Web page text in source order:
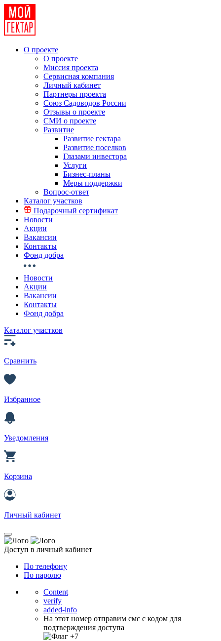
О проекте
О проекте
Миссия проекта
Сервисная компания
Личный кабинет
Партнеры проекта
Союз Садоводов России
Отзывы о проекте
СМИ о проекте
Развитие
Развитие гектара
Развитие поселков
Глазами инвестора
Услуги
Бизнес-планы
Меры поддержки
Вопрос-ответ
Каталог участков
Подарочный сертификат
Новости
Акции
Вакансии
Контакты
Фонд добра
Новости
Акции
Вакансии
Контакты
Фонд добра
Каталог участков
Сравнить
Избранное
Уведомления
Корзина
Личный кабинет
Доступ в личный кабинет
По телефону
По паролю
Content
verify
added-info
На этот номер отправим смс с кодом для
подтверждения доступа
+7